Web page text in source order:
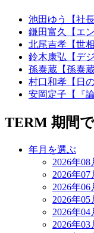
池田ゆう【社
鎌田富久【エン
北尾吉孝【世
鈴木康弘【デ
孫泰蔵【孫泰
村口和孝【日
安岡定子【『
TERM 期間
年月を選ぶ
2026年08
2026年07
2026年06
2026年05
2026年04
2026年03